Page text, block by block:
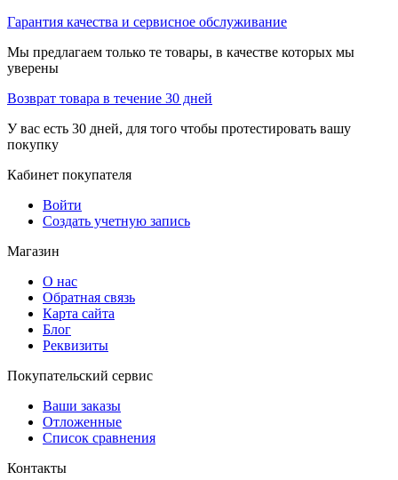
Гарантия качества и сервисное обслуживание
Мы предлагаем только те товары, в качестве которых мы
уверены
Возврат товара в течение 30 дней
У вас есть 30 дней, для того чтобы протестировать вашу
покупку
Кабинет покупателя
Войти
Создать учетную запись
Магазин
О нас
Обратная связь
Карта сайта
Блог
Реквизиты
Покупательский сервис
Ваши заказы
Отложенные
Список сравнения
Контакты